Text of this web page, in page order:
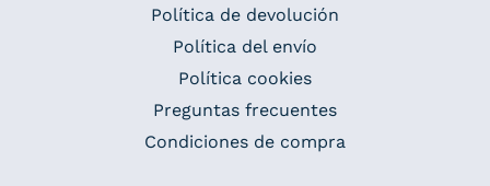
Política de devolución
Política del envío
Política cookies
Preguntas frecuentes
Condiciones de compra